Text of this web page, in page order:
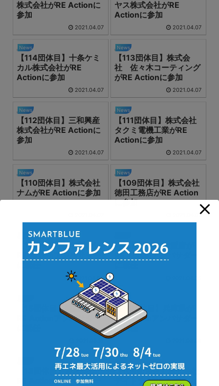
株式会社がRE Actionに
参加
2021.04.07
ヤス株式会社がRE
Actionに参加
2021.04.07
News
【114団体目】十条ケミ
カル株式会社がRE
Actionに参加
2021.04.07
News
【113団体目】株式会
社 佐々木コーティング
がRE Actionに参加
2021.04.07
News
【112団体目】三和興産
株式会社がRE Actionに
参加
2021.04.07
News
【111団体目】株式会社
タクミ電機工業がRE
Actionに参加
2021.04.07
News
【110団体目】株式会社
ナムがRE Actionに参加
News
【109団体目】株式会社
徳田工務店がRE Action
に参加
2021.04.07
News
【17団体目】大阪市が
RE Actionアンバサダー
2021.04.06
【16団体目】大阪府が
RE Actionアンバサダー
【15団体目】徳島県が
RE Actionアンバサダー
News
【14団体目】兵庫県が
RE Actionアンバサダー
に就任
【13団体目】群馬県が
RE Actionアンバサダー
【108団体目】株式会社
デイトナがRE Actionに